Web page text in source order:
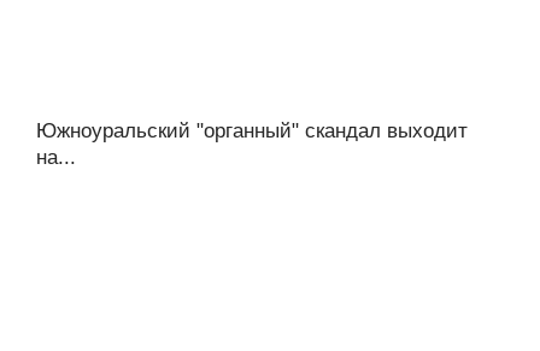
Южноуральский "органный" скандал выходит
на...